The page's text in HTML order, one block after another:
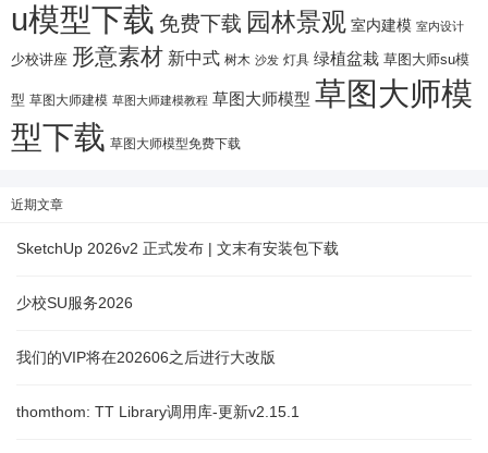
u模型下载 免费下载 园林景观 室内建模 室内设计
少校讲座 形意素材 新中式 树木 沙发 灯具 绿植盆栽 草图大师su模
型 草图大师建模 草图大师建模教程 草图大师模型 草图大师模
型下载 草图大师模型免费下载
近期文章
SketchUp 2026v2 正式发布 | 文末有安装包下载
少校SU服务2026
我们的VIP将在202606之后进行大改版
thomthom: TT Library调用库-更新v2.15.1